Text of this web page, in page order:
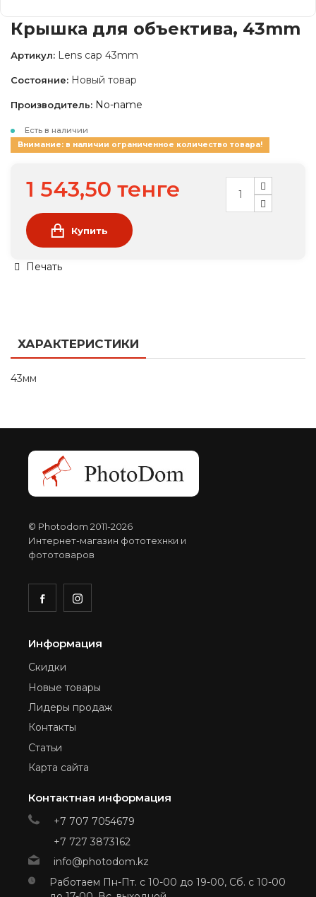
Крышка для объектива, 43mm
Артикул: Lens cap 43mm
Состояние: Новый товар
Производитель: No-name
Есть в наличии
Внимание: в наличии ограниченное количество товара!
1 543,50 тенге
Купить
Печать
ХАРАКТЕРИСТИКИ
43мм
© Photodom 2011-2026
Интернет-магазин фототехнки и
фототоваров
Информация
Скидки
Новые товары
Лидеры продаж
Контакты
Статьи
Карта сайта
Контактная информация
+7 707 7054679
+7 727 3873162
info@photodom.kz
Работаем Пн-Пт. с 10-00 до 19-00, Сб. с 10-00